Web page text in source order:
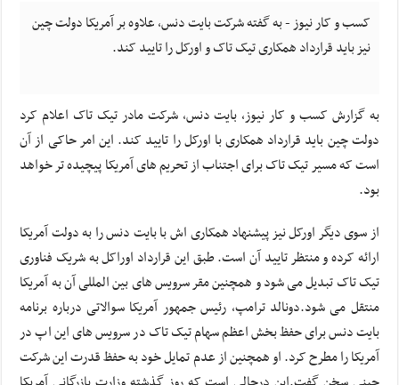
کسب و کار نیوز - به گفته شرکت بایت دنس، علاوه بر آمریکا دولت چین
نیز باید قرارداد همکاری تیک تاک و اورکل را تایید کند.
به گزارش کسب و کار نیوز، بایت دنس، شرکت مادر تیک تاک اعلام کرد
دولت چین باید قرارداد همکاری با اورکل را تایید کند. این امر حاکی از آن
است که مسیر تیک تاک برای اجتناب از تحریم های آمریکا پیچیده تر خواهد
بود.
از سوی دیگر اورکل نیز پیشنهاد همکاری اش با بایت دنس را به دولت آمریکا
ارائه کرده و منتظر تایید آن است. طبق این قرارداد اوراکل به شریک فناوری
تیک تاک تبدیل می شود و همچنین مقر سرویس های بین المللی آن به آمریکا
منتقل می شود.دونالد ترامپ، رئیس جمهور آمریکا سوالاتی درباره برنامه
بایت دنس برای حفظ بخش اعظم سهام تیک تاک در سرویس های این اپ در
آمریکا را مطرح کرد. او همچنین از عدم تمایل خود به حفظ قدرت این شرکت